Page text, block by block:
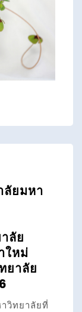
ยมหา
ลัย
ใหม่
ยาลัย
วิทยาลัยที่